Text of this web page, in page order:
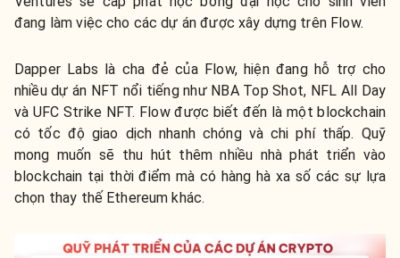
đang làm việc cho các dự án được xây dựng trên Flow.
Dapper Labs là cha đẻ của Flow, hiện đang hỗ trợ cho
nhiều dự án NFT nổi tiếng như NBA Top Shot, NFL All Day
và UFC Strike NFT. Flow được biết đến là một blockchain
có tốc độ giao dịch nhanh chóng và chi phí thấp. Quỹ
mong muốn sẽ thu hút thêm nhiều nhà phát triển vào
blockchain tại thời điểm mà có hàng hà xa số các sự lựa
chọn thay thế Ethereum khác.